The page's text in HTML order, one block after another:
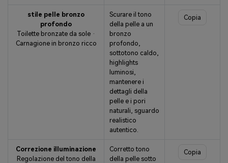
stile pelle bronzo
profondo
Toilette bronzate da sole ·
Carnagione in bronzo ricco
Scurare il tono
della pelle a un
bronzo
profondo,
sottotono caldo,
highlights
luminosi,
mantenere i
dettagli della
pelle e i pori
naturali, sguardo
realistico
autentico.
Copia
Correzione illuminazione
Regolazione del tono della
Corretto tono
della pelle sotto
Copia